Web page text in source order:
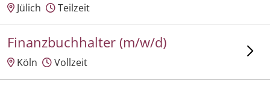
Jülich Teilzeit
Finanzbuchhalter (m/w/d)
Köln Vollzeit